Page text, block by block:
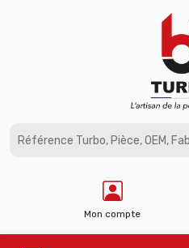
Mon compte
Panneau de gestion des cookies